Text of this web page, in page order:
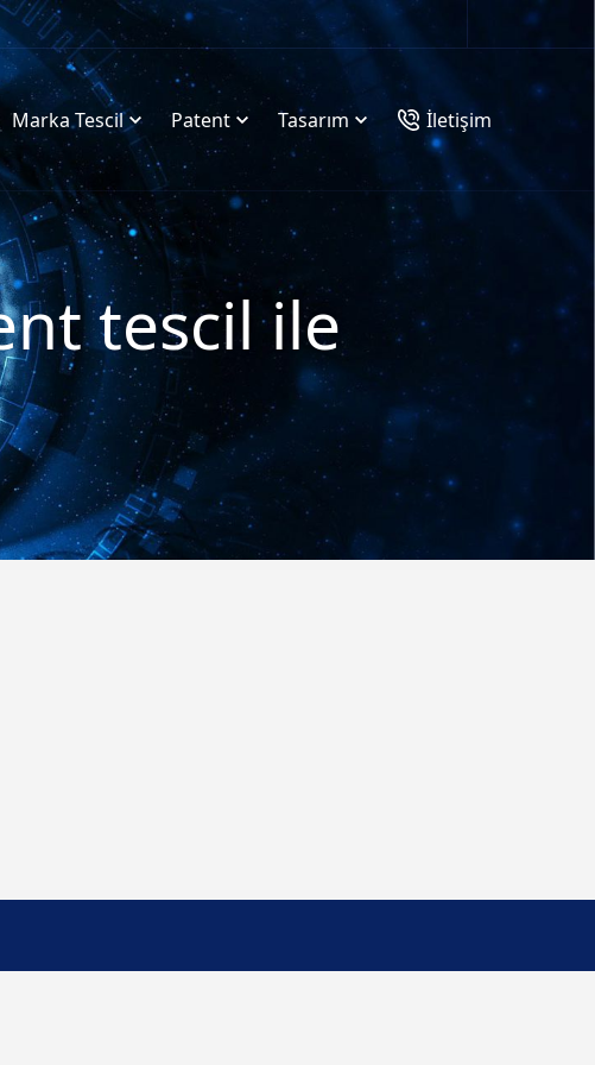
Marka Tescil Patent Tasarım İletişim
tescil ile